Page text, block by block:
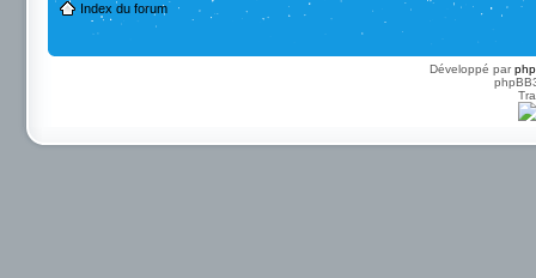
Index du forum
Développé par